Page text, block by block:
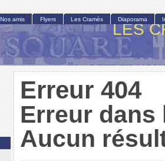
LES
Erreur 404
Erreur dans
Aucun
Nos amis Flyers Les Cramés Diaporama